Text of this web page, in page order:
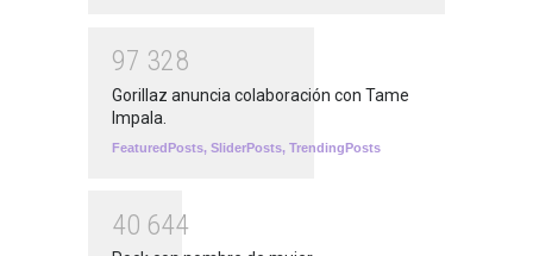
97 328
Gorillaz anuncia colaboración con Tame
Impala.
FeaturedPosts, SliderPosts, TrendingPosts
40 644